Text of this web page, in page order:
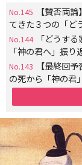
No.145
【賛否両
てきた３つの「ど
No.144
「どうす
「神の君へ」振り
No.143
【最終回
の死から「神の君